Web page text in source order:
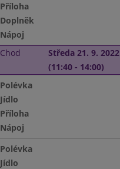
Příloha
Doplněk
Nápoj
Chod
Středa 21. 9. 2022
(11:40 - 14:00)
Polévka
Jídlo
Příloha
Nápoj
Polévka
Jídlo